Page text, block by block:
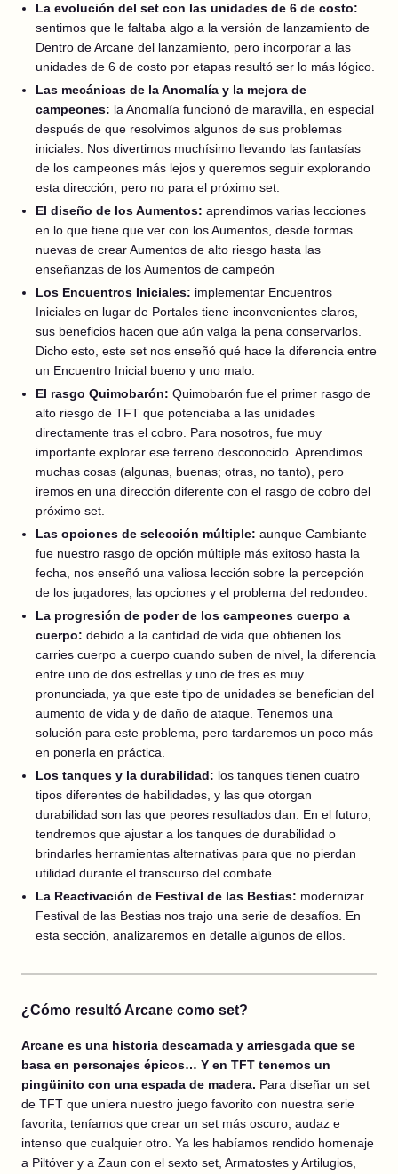
La evolución del set con las unidades de 6 de costo:
sentimos que le faltaba algo a la versión de lanzamiento de
Dentro de Arcane del lanzamiento, pero incorporar a las
unidades de 6 de costo por etapas resultó ser lo más lógico.
Las mecánicas de la Anomalía y la mejora de
campeones: la Anomalía funcionó de maravilla, en especial
después de que resolvimos algunos de sus problemas
iniciales. Nos divertimos muchísimo llevando las fantasías
de los campeones más lejos y queremos seguir explorando
esta dirección, pero no para el próximo set.
El diseño de los Aumentos: aprendimos varias lecciones
en lo que tiene que ver con los Aumentos, desde formas
nuevas de crear Aumentos de alto riesgo hasta las
enseñanzas de los Aumentos de campeón
Los Encuentros Iniciales: implementar Encuentros
Iniciales en lugar de Portales tiene inconvenientes claros,
sus beneficios hacen que aún valga la pena conservarlos.
Dicho esto, este set nos enseñó qué hace la diferencia entre
un Encuentro Inicial bueno y uno malo.
El rasgo Quimobarón: Quimobarón fue el primer rasgo de
alto riesgo de TFT que potenciaba a las unidades
directamente tras el cobro. Para nosotros, fue muy
importante explorar ese terreno desconocido. Aprendimos
muchas cosas (algunas, buenas; otras, no tanto), pero
iremos en una dirección diferente con el rasgo de cobro del
próximo set.
Las opciones de selección múltiple: aunque Cambiante
fue nuestro rasgo de opción múltiple más exitoso hasta la
fecha, nos enseñó una valiosa lección sobre la percepción
de los jugadores, las opciones y el problema del redondeo.
La progresión de poder de los campeones cuerpo a
cuerpo: debido a la cantidad de vida que obtienen los
carries cuerpo a cuerpo cuando suben de nivel, la diferencia
entre uno de dos estrellas y uno de tres es muy
pronunciada, ya que este tipo de unidades se benefician del
aumento de vida y de daño de ataque. Tenemos una
solución para este problema, pero tardaremos un poco más
en ponerla en práctica.
Los tanques y la durabilidad: los tanques tienen cuatro
tipos diferentes de habilidades, y las que otorgan
durabilidad son las que peores resultados dan. En el futuro,
tendremos que ajustar a los tanques de durabilidad o
brindarles herramientas alternativas para que no pierdan
utilidad durante el transcurso del combate.
La Reactivación de Festival de las Bestias: modernizar
Festival de las Bestias nos trajo una serie de desafíos. En
esta sección, analizaremos en detalle algunos de ellos.
¿Cómo resultó Arcane como set?
Arcane es una historia descarnada y arriesgada que se
basa en personajes épicos… Y en TFT tenemos un
pingüinito con una espada de madera. Para diseñar un set
de TFT que uniera nuestro juego favorito con nuestra serie
favorita, teníamos que crear un set más oscuro, audaz e
intenso que cualquier otro. Ya les habíamos rendido homenaje
a Piltóver y a Zaun con el sexto set, Armatostes y Artilugios,